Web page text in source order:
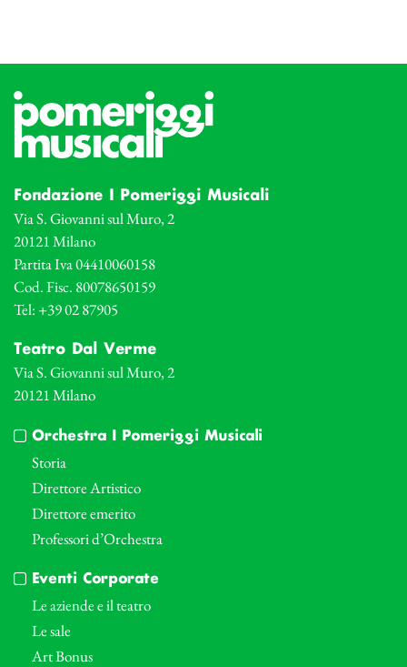
Fondazione I Pomeriggi Musicali
Via S. Giovanni sul Muro, 2
20121 Milano
Partita Iva 04410060158
Cod. Fisc. 80078650159
Tel: +39 02 87905
Teatro Dal Verme
Via S. Giovanni sul Muro, 2
20121 Milano
Orchestra I Pomeriggi Musicali
Storia
Direttore Artistico
Direttore emerito
Professori d’Orchestra
Eventi Corporate
Le aziende e il teatro
Le sale
Art Bonus